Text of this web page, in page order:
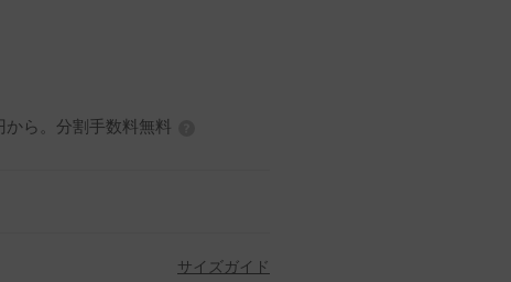
ら。分割手数料無料
サイズガイド